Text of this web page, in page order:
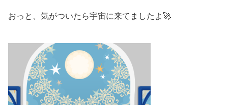
おっと、気がついたら宇宙に来てましたよ🚀